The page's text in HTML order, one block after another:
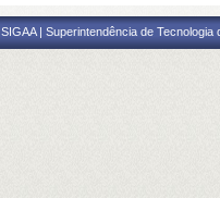
SIGAA | Superintendência de